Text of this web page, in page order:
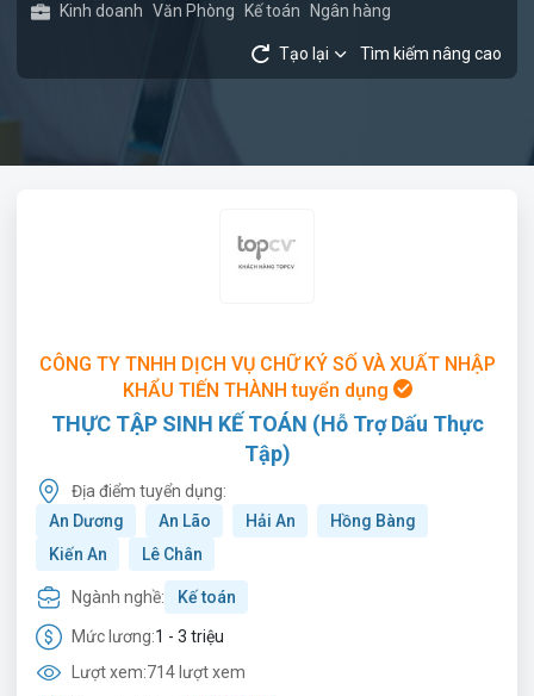
Kinh doanh Văn Phòng Kế toán Ngân hàng
Tạo lại Tìm kiếm nâng cao
CÔNG TY TNHH DỊCH VỤ CHỮ KÝ SỐ VÀ XUẤT NHẬP
KHẨU TIẾN THÀNH tuyển dụng
THỰC TẬP SINH KẾ TOÁN (Hỗ Trợ Dấu Thực
Tập)
Địa điểm tuyển dụng:
An Dương
An Lão Hải An
Hồng Bàng
Kiến An
Lê Chân
Ngành nghề: Kế toán
Mức lương:1 - 3 triệu
Lượt xem:714 lượt xem